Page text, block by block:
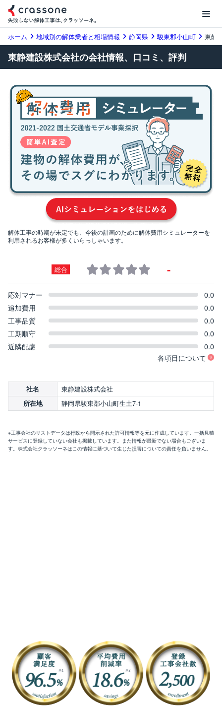
ホーム 地域別の解体業者と相場情報 静岡県 駿東郡小山町 東静
東静建設株式会社の会社情報、口コミ、評判
解体工事の時期が未定でも、今後の計画のために解体費用シミュレーターを
利用されるお客様が多くいらっしゃいます。
総合 -
応対マナー
0.0
追加費用
0.0
工事品質
0.0
工期順守
0.0
近隣配慮
0.0
各項目について
社名 東静建設株式会社
所在地 静岡県駿東郡小山町生土7-1
※工事会社のリストデータは行政から開示された許可情報等を元に作成しています。一括見積
サービスに登録していない会社も掲載しています。また情報が最新でない場合もございま
す。株式会社クラッソーネはこの情報に基づいて生じた損害についての責任を負いません。